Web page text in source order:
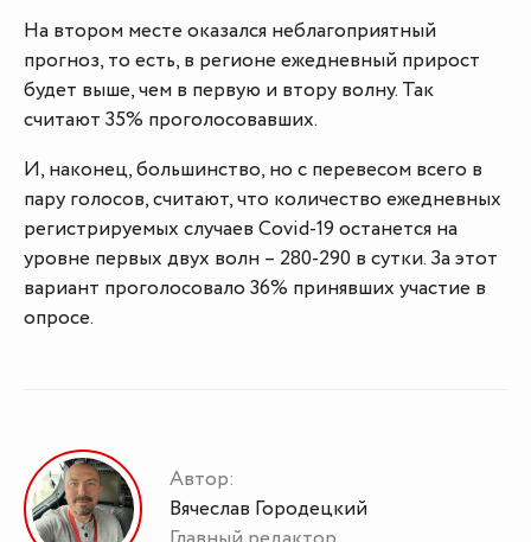
На втором месте оказался неблагоприятный
прогноз, то есть, в регионе ежедневный прирост
будет выше, чем в первую и втору волну. Так
считают 35% проголосовавших.
И, наконец, большинство, но с перевесом всего в
пару голосов, считают, что количество ежедневных
регистрируемых случаев Covid-19 останется на
уровне первых двух волн – 280-290 в сутки. За этот
вариант проголосовало 36% принявших участие в
опросе.
Автор:
Вячеслав Городецкий